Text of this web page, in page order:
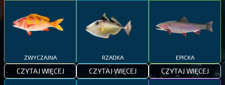
ZWYCZAJNA
CZYTAJ WIĘCEJ
RZADKA
CZYTAJ WIĘCEJ
EPICKA
CZYTAJ WIĘCEJ